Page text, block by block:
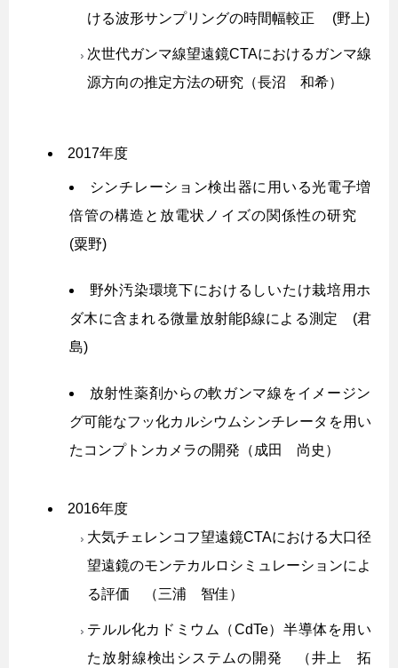
ける波形サンプリングの時間幅較正 (野上)
次世代ガンマ線望遠鏡CTAにおけるガンマ線
源方向の推定方法の研究（長沼 和希）
2017年度
シンチレーション検出器に用いる光電子増
倍管の構造と放電状ノイズの関係性の研究
(粟野)
野外汚染環境下におけるしいたけ栽培用ホ
ダ木に含まれる微量放射能β線による測定 (君
島)
放射性薬剤からの軟ガンマ線をイメージン
グ可能なフッ化カルシウムシンチレータを用い
たコンプトンカメラの開発（成田 尚史）
2016年度
大気チェレンコフ望遠鏡CTAにおける大口径
望遠鏡のモンテカルロシミュレーションによ
る評価 （三浦 智佳）
テルル化カドミウム（CdTe）半導体を用い
た放射線検出システムの開発 （井上 拓